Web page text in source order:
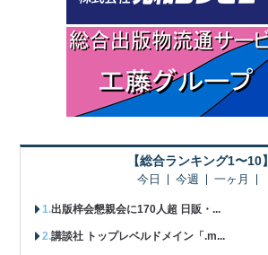
【総合ランキング1〜10】
今日 今週 一ヶ月
出版梓会懇親会に170人超 日販・...
講談社 トップレベルドメイン「.m...